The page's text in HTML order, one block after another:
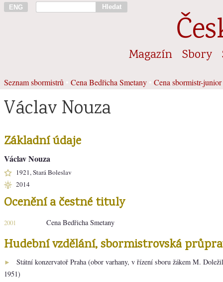
ENG Hledat
Magazín Sbory
Seznam sbormistrů Cena Bedřicha Smetany Cena sbormistr-junior
Václav Nouza
Základní údaje
Václav Nouza
1921, Stará Boleslav
2014
Ocenění a čestné tituly
2001 Cena Bedřicha Smetany
Hudební vzdělání, sbormistrovská
►
Státní konzervatoř Praha (obor varhany, v řízení sboru žákem M.
1951)